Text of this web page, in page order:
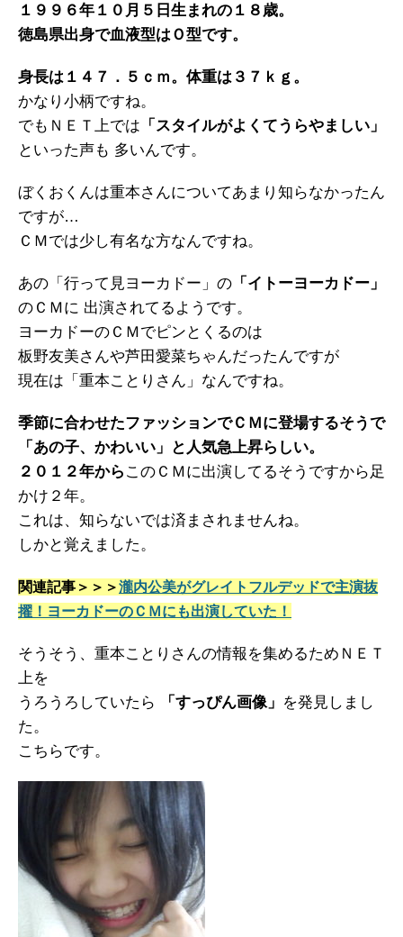
１９９６年１０月５日生まれの１８歳。
徳島県出身で血液型はＯ型です。
身長は１４７．５ｃｍ。体重は３７ｋｇ。
かなり小柄ですね。
でもＮＥＴ上では 「スタイルがよくてうらやましい」
といった声も 多いんです。
ぼくおくんは重本さんについてあまり知らなかったん
ですが…
ＣＭでは少し有名な方なんですね。
あの「行って見ヨーカドー」の 「イトーヨーカドー」
のＣＭに 出演されてるようです。
ヨーカドーのＣＭでピンとくるのは
板野友美さんや芦田愛菜ちゃんだったんですが
現在は「重本ことりさん」なんですね。
季節に合わせたファッションでＣＭに登場するそうで
「あの子、かわいい」と人気急上昇らしい。
２０１２年から このＣＭに出演してるそうですから足
かけ２年。
これは、知らないでは済まされませんね。
しかと覚えました。
関連記事＞＞＞瀧内公美がグレイトフルデッドで主演抜
擢！ヨーカドーのＣＭにも出演していた！
そうそう、重本ことりさんの情報を集めるためＮＥＴ
上を
うろうろしていたら
「すっぴん画像」 を発見しまし
た。
こちらです。